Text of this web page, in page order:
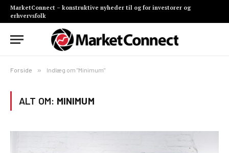
MarketConnect – konstruktive nyheder til og for investorer og
erhvervsfolk
Forside » Indlæg om "Minimum"
ALT OM: MINIMUM